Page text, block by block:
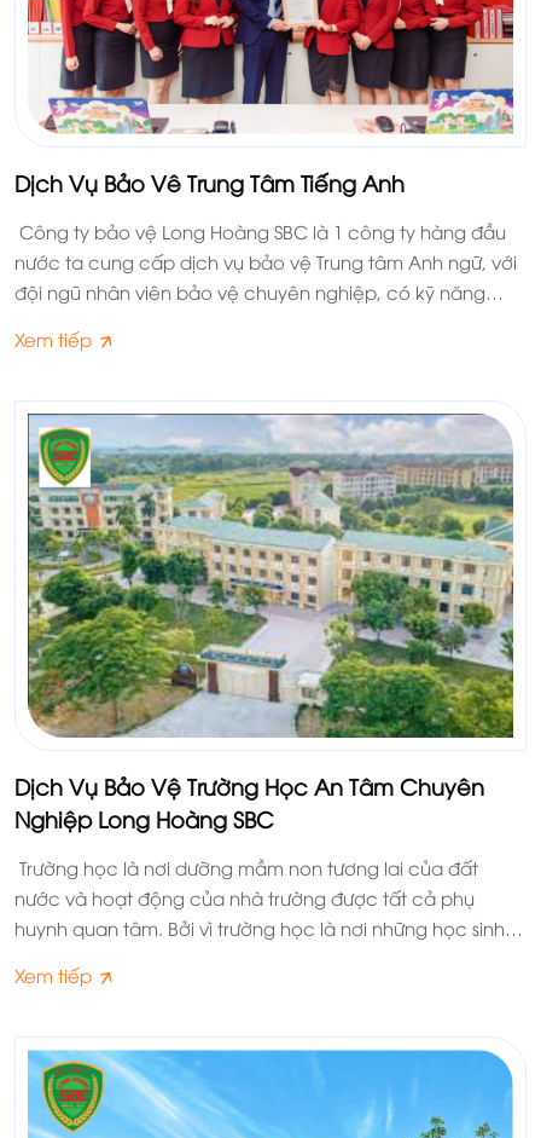
Dịch Vụ Bảo Vê Trung Tâm Tiếng Anh
Công ty bảo vệ Long Hoàng SBC là 1 công ty hàng đầu
nước ta cung cấp dịch vụ bảo vệ Trung tâm Anh ngữ, với
đội ngũ nhân viên bảo vệ chuyên nghiệp, có kỹ năng
đế cho quý khách hàng và các học sinh tại trung tâm
tập trung giải quyết những việc chính của mình.
Xem tiếp
Dịch Vụ Bảo Vệ Trường Học An Tâm Chuyên
Nghiệp Long Hoàng SBC
Trường học là nơi dưỡng mầm non tương lai của đất
nước và hoạt động của nhà trường được tất cả phụ
huynh quan tâm. Bởi vì trường học là nơi những học sinh
đó, dịch vụ bảo vệ trường học chuyên nghiệp của công
hàng đầu của nhà trường để đảm bảo an ninh trật tự, tạo
sự an tâm cho học sinh và phụ huynh khi đưa con đi học.
Xem tiếp